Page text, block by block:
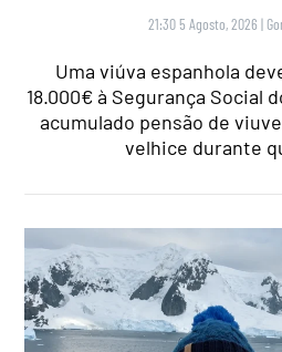
21:30 5 Agosto, 2026 |
Uma viúva espanhola
18.000€ à Segurança Social
acumulado pensão de
velhice durante